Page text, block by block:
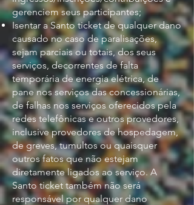
gerenciem seus participantes;
Isentar a Santo ticket de qualquer dano
causado no caso de paralisações,
sejam parciais ou totais, dos seus
serviços, decorrentes de falta
temporária de energia elétrica, de
pane nos serviços das concessionárias,
de falhas nos serviços oferecidos pela
redes telefônicas e outros provedores,
inclusive provedores de hospedagem,
de greves, tumultos ou quaisquer
outros fatos que não estejam
diretamente ligados ao serviço. A
Santo ticket também não será
responsável por qualquer dano